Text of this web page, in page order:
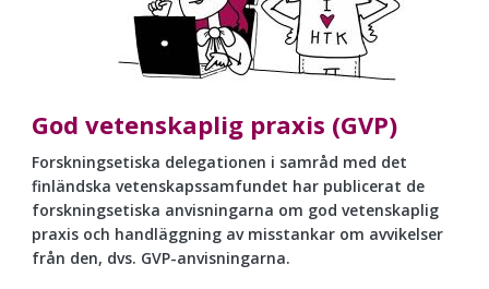
God vetenskaplig praxis (GVP)
Forskningsetiska delegationen i samråd med det
finländska vetenskapssamfundet har publicerat de
forskningsetiska anvisningarna om god vetenskaplig
praxis och handläggning av misstankar om avvikelser
från den, dvs. GVP-anvisningarna.